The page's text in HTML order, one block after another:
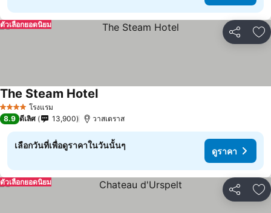
แชร์ เ
ตัวเลือกยอดนิยม
4 ดาว โรงแรม
The Steam Hotel
8.9 ดีเลิศ 13,900 วาสเตราส
เลือกวันที่เพื่อดูราคาในวันนั้นๆ
ดูราคา
แชร์ เ
ตัวเลือกยอดนิยม